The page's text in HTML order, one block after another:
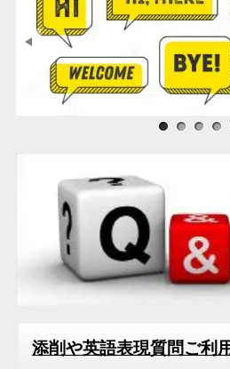
2020年05月
2020年04月
2020年02月
2020年01月
2018年04月
2018年01月
2016年12月
サンプル
サンサ
添削や英語表現質問ご利